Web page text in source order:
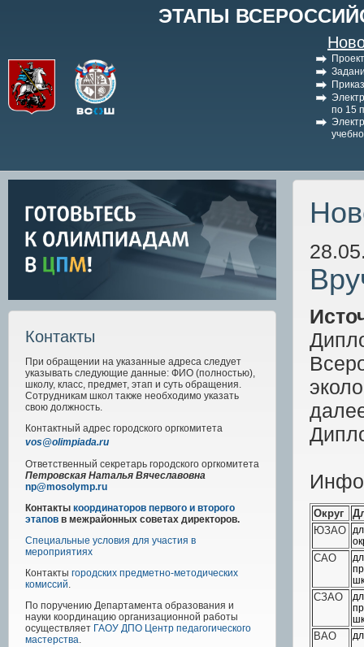
ЭТАПЫ
по 15
Контакты
При обращении на указанные адреса следует
указывать следующие данные: ФИО (полностью),
школу, класс, предмет, этап и суть обращения.
Сотрудникам школ также необходимо указать
свою должность.
Контактный адрес городского оргкомитета
vos@olimpiada.ru
Ответственный секретарь городского оргкомитета
Петровская Наталья Вячеславовна
np@mosolymp.ru
Контакты координаторов первого и второго
этапов в межрайонных советах директоров.
Специальные условия для участия в
мероприятиях
Контакты городских предметно-методических
комиссий.
По поручению Департамента образования и
науки координацию организационной работы
осуществляет ГАОУ ДПО Центр педагогического
мастерства.
Округ
ЮЗАО
САО
СЗАО
ВАО